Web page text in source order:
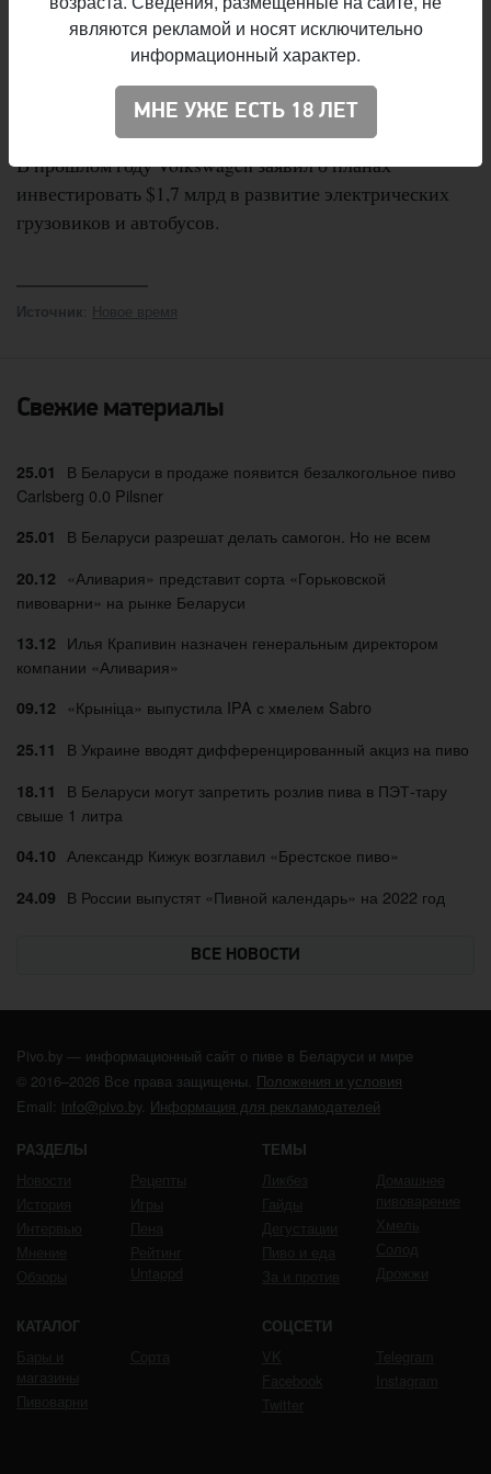
Модель VW e-Delivery официально начинает
производиться только с 2020-го, но в Вольфсбурге
пообещали поставить первые грузовики для Ambev
уже до конца текущего года.
В прошлом году Volkswagen заявил о планах
инвестировать $1,7 млрд в развитие электрических
грузовиков и автобусов.
Источник Новое время
Свежие материалы
25.01
В Беларуси в продаже появится безалкогольное пиво
Carlsberg 0.0 Pilsner
25.01 В Беларуси разрешат делать самогон. Но не всем
20.12
«Аливария» представит сорта «Горьковской
пивоварни» на рынке Беларуси
13.12 Илья Крапивин назначен генеральным директором
компании «Аливария»
09.12 «Крыніца» выпустила IPA с хмелем Sabro
25.11 В Украине вводят дифференцированный акциз на пиво
18.11
В Беларуси могут запретить розлив пива в ПЭТ-тару
свыше 1 литра
04.10 Александр Кижук возглавил «Брестское пиво»
24.09 В России выпустят «Пивной календарь» на 2022 год
ВСЕ НОВОСТИ
Pivo.by — информационный сайт о пиве в Беларуси и мире
© 2016–2026 Все права защищены. Положения и условия
Email: info@pivo.by. Информация для рекламодателей
РАЗДЕЛЫ ТЕМЫ
КАТАЛОГ СОЦСЕТИ
являются рекламой и носят исключительно
информационный характер.
МНЕ УЖЕ ЕСТЬ 18 ЛЕТ